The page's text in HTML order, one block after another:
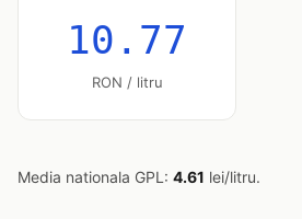
10.77
RON / litru
Media nationala GPL: 4.61 lei/litru.